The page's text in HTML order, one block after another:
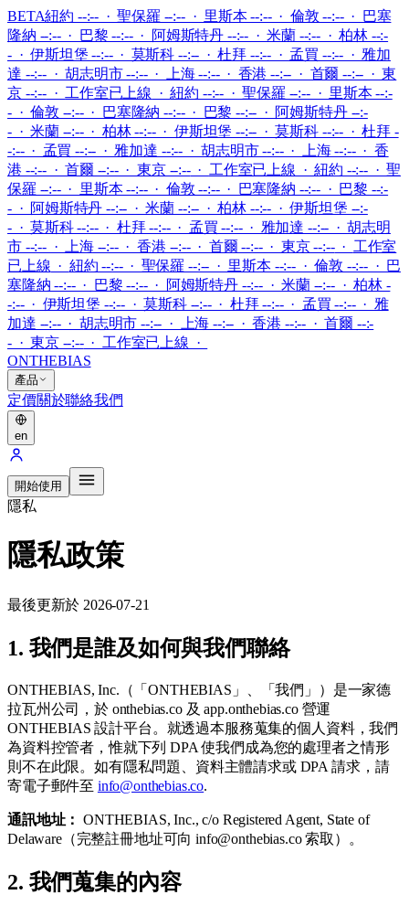
BETA紐約 --:-- · 聖保羅 --:-- · 里斯本 --:-- · 倫敦 --:-- · 巴塞
隆納 --:-- · 巴黎 --:-- · 阿姆斯特丹 --:-- · 米蘭 --:-- · 柏林 --:-
- · 伊斯坦堡 --:-- · 莫斯科 --:-- · 杜拜 --:-- · 孟買 --:-- · 雅加
達 --:-- · 胡志明市 --:-- · 上海 --:-- · 香港 --:-- · 首爾 --:-- · 東
京 --:--· 工作室已上線 ·紐約 --:-- · 聖保羅 --:-- · 里斯本 --:-
- · 倫敦 --:-- · 巴塞隆納 --:-- · 巴黎 --:-- · 阿姆斯特丹 --:-
- · 米蘭 --:-- · 柏林 --:-- · 伊斯坦堡 --:-- · 莫斯科 --:-- · 杜拜 -
-:-- · 孟買 --:-- · 雅加達 --:-- · 胡志明市 --:-- · 上海 --:-- · 香
港 --:-- · 首爾 --:-- · 東京 --:--· 工作室已上線 ·紐約 --:-- · 聖
保羅 --:-- · 里斯本 --:-- · 倫敦 --:-- · 巴塞隆納 --:-- · 巴黎 --:-
- · 阿姆斯特丹 --:-- · 米蘭 --:-- · 柏林 --:-- · 伊斯坦堡 --:-
- · 莫斯科 --:-- · 杜拜 --:-- · 孟買 --:-- · 雅加達 --:-- · 胡志明
市 --:-- · 上海 --:-- · 香港 --:-- · 首爾 --:-- · 東京 --:--· 工作室
已上線 · 紐約 --:-- · 聖保羅 --:-- · 里斯本 --:-- · 倫敦 --:-- · 巴
塞隆納 --:-- · 巴黎 --:-- · 阿姆斯特丹 --:-- · 米蘭 --:-- · 柏林 -
-:-- · 伊斯坦堡 --:-- · 莫斯科 --:-- · 杜拜 --:-- · 孟買 --:-- · 雅
加達 --:-- · 胡志明市 --:-- · 上海 --:-- · 香港 --:-- · 首爾 --:-
- · 東京 --:--· 工作室已上線 ·
ONTHEBIAS
產品
定價關於聯絡我們
en
開始使用
隱私
隱私政策
最後更新於 2026-07-21
1. 我們是誰及如何與我們聯絡
ONTHEBIAS, Inc.（「ONTHEBIAS」、「我們」）是一家德
拉瓦州公司，於 onthebias.co 及 app.onthebias.co 營運
ONTHEBIAS 設計平台。就透過本服務蒐集的個人資料，我們
為資料控管者，惟就下列 DPA 使我們成為您的處理者之情形
則不在此限。如有隱私問題、資料主體請求或 DPA 請求，請
寄電子郵件至 info@onthebias.co.
通訊地址： ONTHEBIAS, Inc., c/o Registered Agent, State of
Delaware（完整註冊地址可向 info@onthebias.co 索取）。
2. 我們蒐集的內容